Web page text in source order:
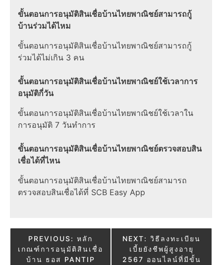
ขั้นตอนการอนุมัติสินเชื่อบ้านไทยพาณิชย์สามารถกู้
บ้านร่วมได้ไหม
ขั้นตอนการอนุมัติสินเชื่อบ้านไทยพาณิชย์สามารถกู้
ร่วมได้ไม่เกิน 3 คน
ขั้นตอนการอนุมัติสินเชื่อบ้านไทยพาณิชย์ใช้เวลาการ
อนุมัติกี่วัน
ขั้นตอนการอนุมัติสินเชื่อบ้านไทยพาณิชย์ใช้เวลาใน
การอนุมัติ 7 วันทำการ
ขั้นตอนการอนุมัติสินเชื่อบ้านไทยพาณิชย์ตรวจสอบสิน
เชื่อได้ที่ไหน
ขั้นตอนการอนุมัติสินเชื่อบ้านไทยพาณิชย์สามารถ
ตรวจสอบสินเชื่อได้ที่ SCB Easy App
Post
navigation
PREVIOUS: หลัก
เกณฑ์การอนุมัติสินเชื่อ
บ้าน ธอส PANTIP
NEXT: วิธีลงทะเบียน
เบี้ยยังชีพผู้สูงอายุ
2567 ออนไลน์ที่มีขั้น